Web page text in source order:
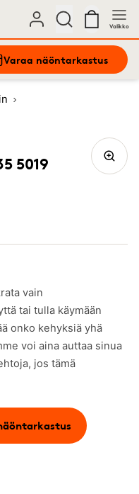
Valikko
Varaa näöntarkastus
5019
vain
tai tulla käymään
onko kehyksiä yhä
voi aina auttaa sinua
jos tämä